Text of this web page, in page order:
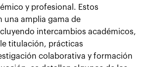
y profesional. Estos
una amplia gama de
intercambios académicos,
titulación, prácticas
colaborativa y formación